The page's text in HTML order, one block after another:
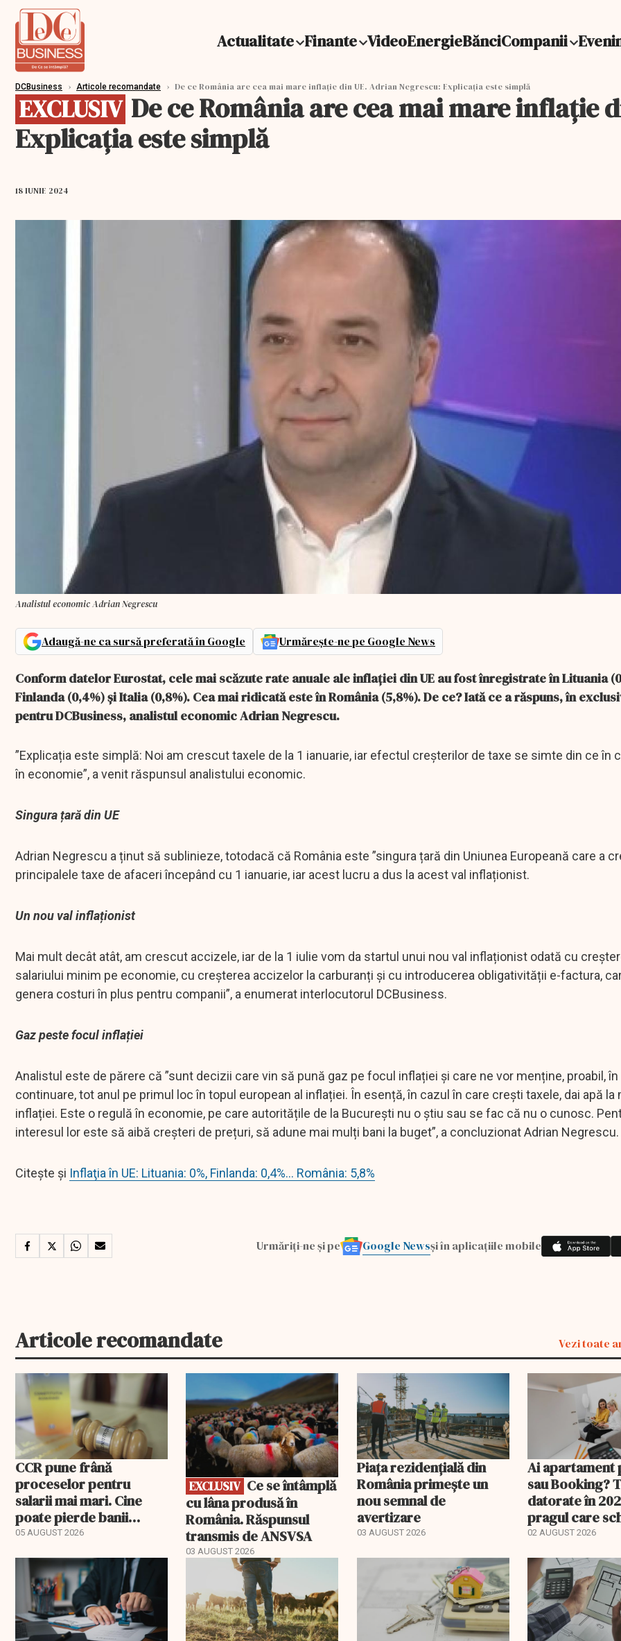
Actualitate Finante VideoEnergieBănciCompanii
DCBusiness › Articole recomandate › De ce România are cea mai mare inflație din UE. Adrian Negrescu: Explicația este simplă
EXCLUSIV De ce România are cea mai mare inflație
Explicația este simplă
18 IUNIE 2024
Analistul economic Adrian Negrescu
Adaugă-ne ca sursă preferată în Google Urmărește-ne pe Google News
Conform datelor Eurostat, cele mai scăzute rate anuale ale inflaţiei din UE au fost înregistrate în Lituania
Finlanda (0,4%) şi Italia (0,8%). Cea mai ridicată este în România (5,8%). De ce? Iată ce a răspuns, în
pentru DCBusiness, analistul economic Adrian Negrescu.
”Explicația este simplă: Noi am crescut taxele de la 1 ianuarie, iar efectul creșterilor de taxe se simte din ce în
în economie”, a venit răspunsul analistului economic.
Singura țară din UE
Adrian Negrescu a ținut să sublinieze, totodacă că România este ”singura țară din Uniunea Europeană care a
principalele taxe de afaceri începând cu 1 ianuarie, iar acest lucru a dus la acest val inflaționist.
Un nou val inflaționist
Mai mult decât atât, am crescut accizele, iar de la 1 iulie vom da startul unui nou val inflaționist odată cu
salariului minim pe economie, cu creșterea accizelor la carburanți și cu introducerea obligativității e-factura,
genera costuri în plus pentru companii”, a enumerat interlocutorul DCBusiness.
Gaz peste focul inflației
Analistul este de părere că ”sunt decizii care vin să pună gaz pe focul inflației și care ne vor menține, proabil, în
continuare, tot anul pe primul loc în topul european al inflației. În esență, în cazul în care crești taxele, dai apă la
inflației. Este o regulă în economie, pe care autoritățile de la București nu o știu sau se fac că nu o cunosc.
interesul lor este să aibă creșteri de prețuri, să adune mai mulți bani la buget”, a concluzionat Adrian Negrescu.
Citește și Inflaţia în UE: Lituania: 0%, Finlanda: 0,4%... România: 5,8%
Urmăriți-ne și pe Google Newsși în aplicațiile mobile
Articole recomandate Vezi toate
CCR pune frână
proceselor pentru
salarii mai mari. Cine
poate pierde banii
ceruți statului
05 AUGUST 2026
EXCLUSIV
EXCLUSIV
cu lâna produsă în
România. Răspunsul
transmis de ANSVSA
03 AUGUST 2026
Piața rezidențială din
România primește un
nou semnal de
avertizare
03 AUGUST 2026
Ai apartament
sau Booking?
datorate în
pragul care
regimul fiscal
02 AUGUST 2026